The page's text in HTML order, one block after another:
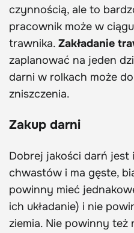
czynnością, ale to
pracownik może w
trawnika. Zakładanie
zaplanować na jeden
darni w rolkach może
zniszczenia.
Zakup darni
Dobrej jakości darń jest
chwastów i ma gęste,
powinny mieć
ich układanie) i nie
ziemia. Nie powinny też